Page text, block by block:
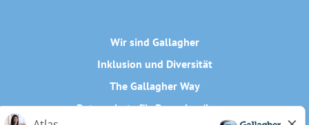
Wir sind Gallagher
Inklusion und Diversität
The Gallagher Way
Datenschutz für Bewerber/innen